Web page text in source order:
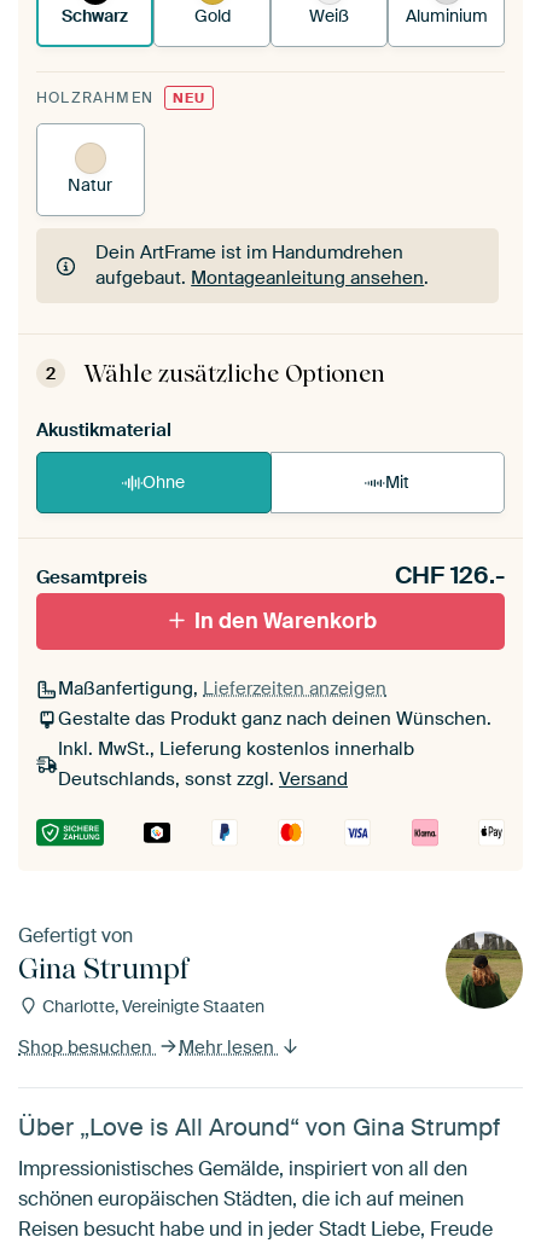
Schwarz Gold Weiß Aluminium
HOLZRAHMEN NEU
Natur
Dein ArtFrame ist im Handumdrehen
aufgebaut. Montageanleitung ansehen.
Dein ArtFrame ist im Handumdrehen
aufgebaut.Montageanleitung ansehen
2 Wähle zusätzliche Optionen
Akustikmaterial
Ohne Mit
Gesamtpreis CHF126.-
In den Warenkorb
Maßanfertigung, Lieferzeiten anzeigen
Gestalte das Produkt ganz nach deinen Wünschen.
Inkl. MwSt., Lieferung kostenlos innerhalb
Deutschlands, sonst zzgl. Versand
Gefertigt von
Gina Strumpf
Charlotte, Vereinigte Staaten
Shop besuchen Mehr lesen
Über „Love is All Around“ von Gina Strumpf
Impressionistisches Gemälde, inspiriert von all den
schönen europäischen Städten, die ich auf meinen
Reisen besucht habe und in jeder Stadt Liebe, Freude